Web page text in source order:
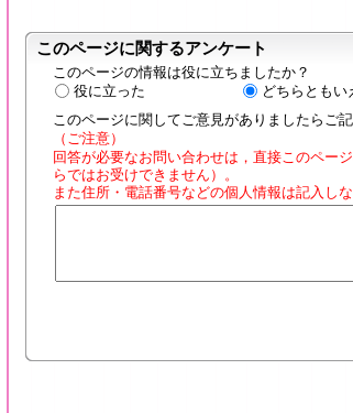
このページに関するアンケート
このページの情報は役に立ちましたか？
役に立った
どちらともい
このページに関してご意見がありましたらご記
（ご注意）
回答が必要なお問い合わせは，直接このペー
らではお受けできません）。
また住所・電話番号などの個人情報は記入しな